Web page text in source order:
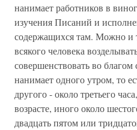
нанимает работников в
изучения Писаний и
содержащихся там. Можно и
всякого человека
совершенствовать во
нанимает одного утром, то
другого - около третьего
возрасте, иного около
двадцать пятом или